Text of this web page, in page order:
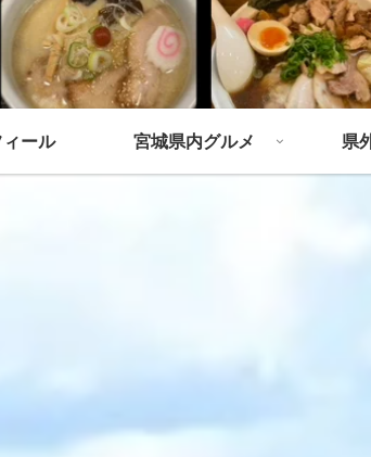
ール 宮城県内グルメ 県